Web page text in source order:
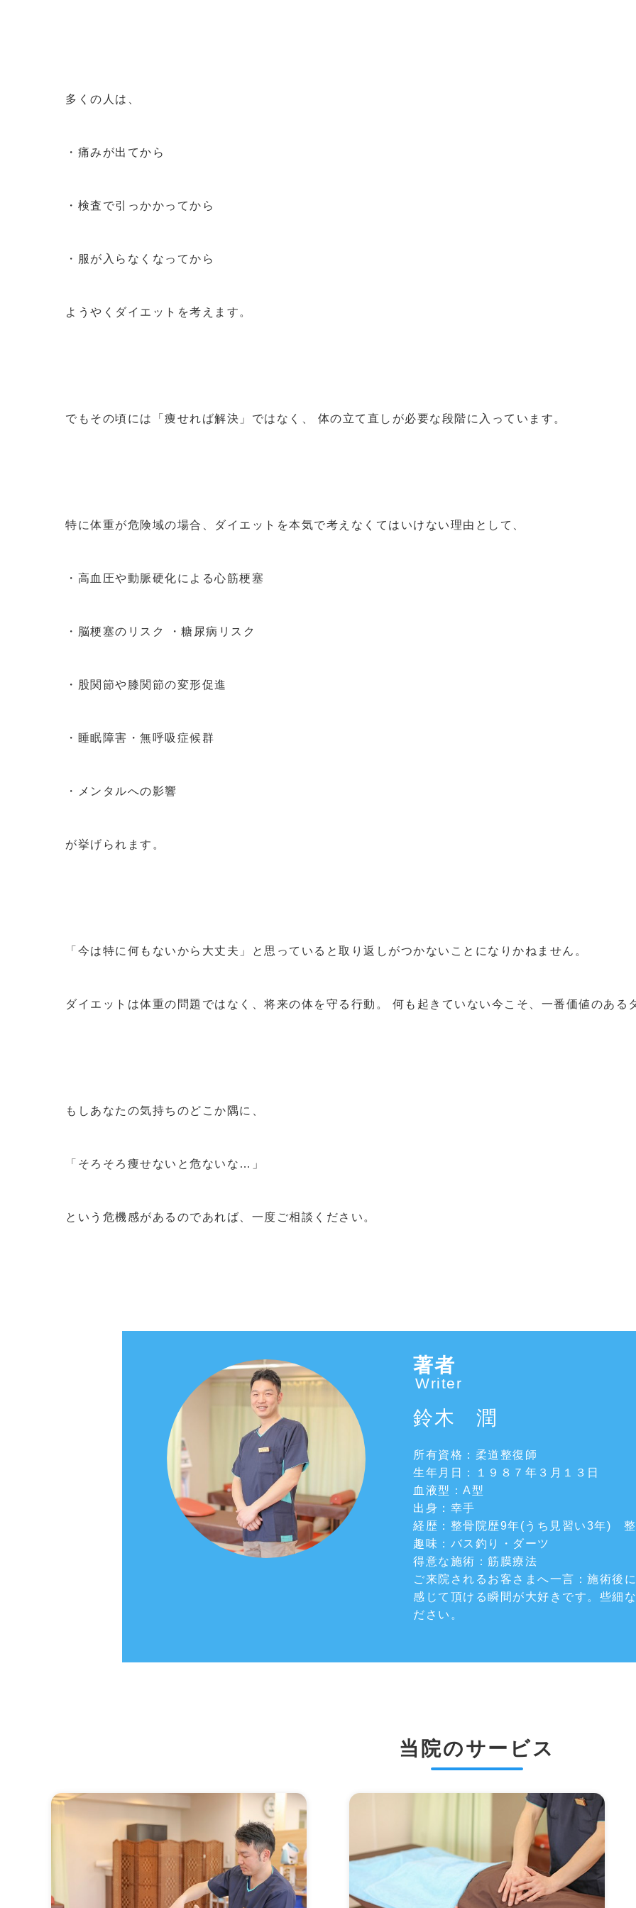
多くの人は、
・痛みが出てから
・検査で引っかかってから
・服が入らなくなってから
ようやくダイエットを考えます。
でもその頃には「痩せれば解決」ではなく、 体の立て直しが必要な段階に入っています。
特に体重が危険域の場合、ダイエットを本気で考えなくてはいけない理由として、
・高血圧や動脈硬化による心筋梗塞
・脳梗塞のリスク ・糖尿病リスク
・股関節や膝関節の変形促進
・睡眠障害・無呼吸症候群
・メンタルへの影響
が挙げられます。
「今は特に何もないから大丈夫」と思っていると取り返しがつかないことになりかねません。
ダイエットは体重の問題ではなく、将来の体を守る行動。 何も起きていない今こそ、一番価値のある
もしあなたの気持ちのどこか隅に、
「そろそろ痩せないと危ないな…」
という危機感があるのであれば、一度ご相談ください。
著者
Writer
鈴木 潤
所有資格：柔道整復師
生年月日：１９８７年３月１３日
血液型：A型
出身：幸手
経歴：整骨院歴9年(うち見習い3年)
趣味：バス釣り・ダーツ
得意な施術：筋膜療法
ご来院されるお客さまへ一言：施術後
感じて頂ける瞬間が大好きです。些細
ださい。
当院のサービス